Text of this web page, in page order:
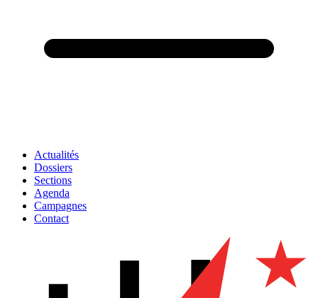
Actualités
Dossiers
Sections
Agenda
Campagnes
Contact